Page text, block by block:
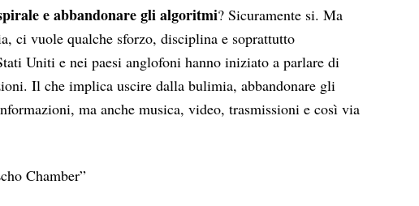
e abbandonare gli algoritmi? Sicuramente si. Ma
ci vuole qualche sforzo, disciplina e soprattutto
Uniti e nei paesi anglofoni hanno iniziato a parlare di
Il che implica uscire dalla bulimia, abbandonare gli
ma anche musica, video, trasmissioni e così via
Chamber”